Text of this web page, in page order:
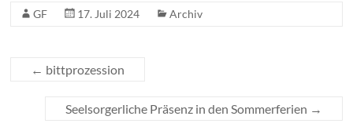
GF 17. Juli 2024 Archiv
← bittprozession
Seelsorgerliche Präsenz in den Sommerferien →